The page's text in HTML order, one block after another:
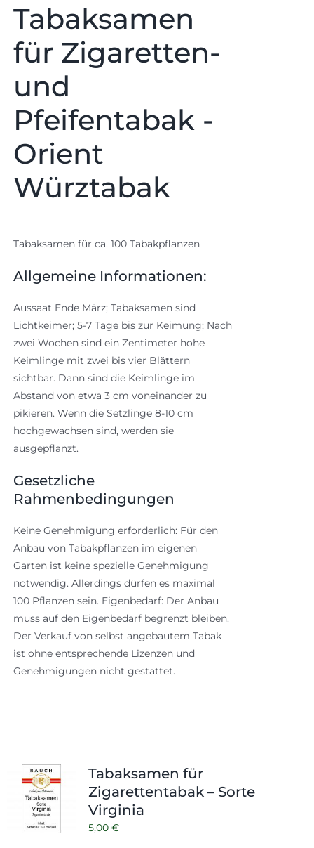
Tabaksamen
für Zigaretten-
und
Pfeifentabak -
Orient
Würztabak
Tabaksamen für ca. 100 Tabakpflanzen
Allgemeine Informationen:
Aussaat Ende März; Tabaksamen sind
Lichtkeimer; 5-7 Tage bis zur Keimung; Nach
zwei Wochen sind ein Zentimeter hohe
Keimlinge mit zwei bis vier Blättern
sichtbar. Dann sind die Keimlinge im
Abstand von etwa 3 cm voneinander zu
pikieren. Wenn die Setzlinge 8-10 cm
hochgewachsen sind, werden sie
ausgepflanzt.
Gesetzliche
Rahmenbedingungen
Keine Genehmigung erforderlich: Für den
Anbau von Tabakpflanzen im eigenen
Garten ist keine spezielle Genehmigung
notwendig. Allerdings dürfen es maximal
100 Pflanzen sein. Eigenbedarf: Der Anbau
muss auf den Eigenbedarf begrenzt bleiben.
Der Verkauf von selbst angebautem Tabak
ist ohne entsprechende Lizenzen und
Genehmigungen nicht gestattet.
Tabaksamen für
Zigarettentabak – Sorte
Virginia
5,00 €